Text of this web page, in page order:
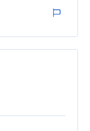
waren.